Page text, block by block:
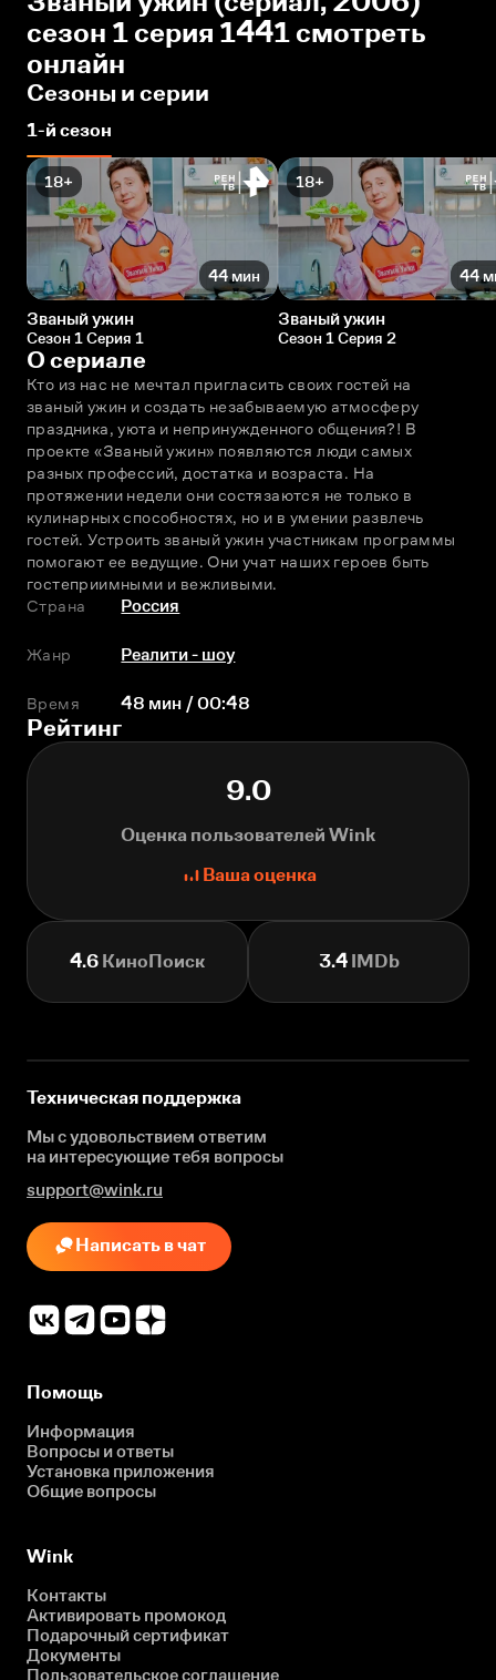
сезон 1 серия 1441 смотреть
онлайн
Сезоны и серии
1-й сезон
18+
44 мин
Званый ужин
Сезон 1 Серия 1
18+
44
Званый ужин
Сезон 1 Серия 2
О сериале
Кто из нас не мечтал пригласить своих гостей на
званый ужин и создать незабываемую атмосферу
праздника, уюта и непринужденного общения?! В
проекте «Званый ужин» появляются люди самых
разных профессий, достатка и возраста. На
протяжении недели они состязаются не только в
кулинарных способностях, но и в умении развлечь
гостей. Устроить званый ужин участникам программы
помогают ее ведущие. Они учат наших героев быть
гостеприимными и вежливыми.
Страна
Россия
Жанр Реалити - шоу
Время 48 мин / 00:48
Рейтинг
9.0
Оценка пользователей Wink
Ваша оценка
4.6 КиноПоиск 3.4IMDb
Техническая поддержка
Мы с удовольствием ответим
на интересующиетебя вопросы
support@wink.ru
Написать в чат
Помощь
Информация
Вопросы и ответы
Установка приложения
Общие вопросы
Wink
Контакты
Активировать промокод
Подарочный сертификат
Документы
Пользовательское соглашение